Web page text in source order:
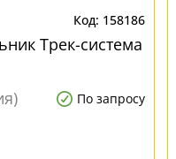
158186
Трек-система
По запросу